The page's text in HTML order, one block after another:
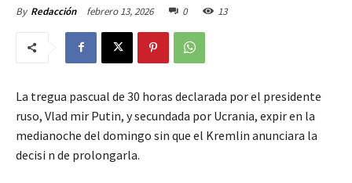
By Redacción febrero 13, 2026 0 13
La tregua pascual de 30 horas declarada por el presidente
ruso, Vlad mir Putin, y secundada por Ucrania, expir en la
medianoche del domingo sin que el Kremlin anunciara la
decisi n de prolongarla.